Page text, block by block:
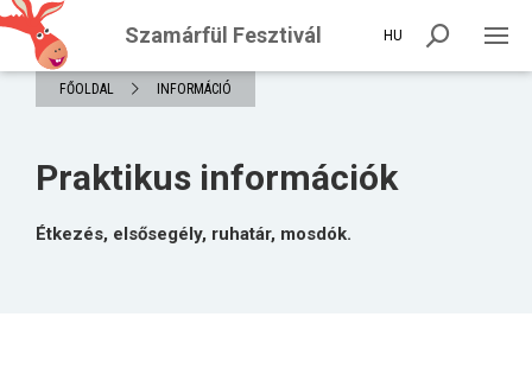
Szamárfül Fesztivál HU
FŐOLDAL INFORMÁCIÓ
Praktikus információk
Étkezés, elsősegély, ruhatár, mosdók.